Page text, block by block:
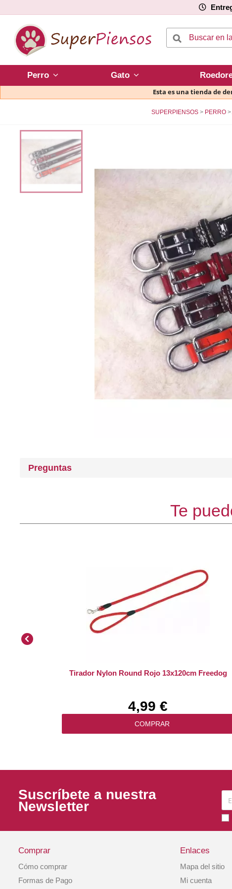
Perro Gato
Esta es una tienda de
SUPERPIENSOS PERRO
Preguntas
Te
Tirador Nylon Round Rojo 13x120cm Freedog
4,99 €
COMPRAR
Collar-Tirador Nylon Round Verde 8x120cm
Suscríbete a nuestra
Newsletter
Comprar
Cómo comprar
Formas de Pago
Enlaces
Mapa del sitio
Mi cuenta